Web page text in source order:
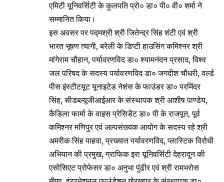
एमिटी यूनिवर्सिटी के कुलपति प्रो० डा० पी० वी० शर्मा ने
सम्मानित किया।
इस अवसर पर पद्मश्री श्री जितेन्द्र सिंह शंटी एवं श्री
भारत भूषण त्यागी, बरेली के डिप्टी हाउसिंग कमिश्नर श्री
मांगेराम चौहान, पर्यावरणविद डा० श्यामनंदन प्रसाद, विश्व
जल परिषद के सदस्य पर्यावरणविद डा० जगदीश चौधरी, वर्ल्ड
पीस इंस्टीटयूट यूनाइटेड नेशंस के फाउंडर डा० परमिंदर
सिंह, सीडब्ल्यूजीआईआर के संस्थापक श्री आशीष पाण्डेय,
कैडिला फार्मा के वाइस प्रेसिडेंट डा० पी के राजपूत, पूर्व
कमिश्नर मणिपुर एवं अल्पसंख्यक आयोग के सदस्य रहे श्री
अमरीक सिंह पाहवा, प्रख्यात पर्यावरणविद, प्लास्टिक विरोधी
अभियान की प्रमुख, ग्राफिक इरा यूनिवर्सिटी देहरादून की
एसोसिएट प्रोफेसर डा० अनुभा पुंढीर एवं श्री रामभरोस